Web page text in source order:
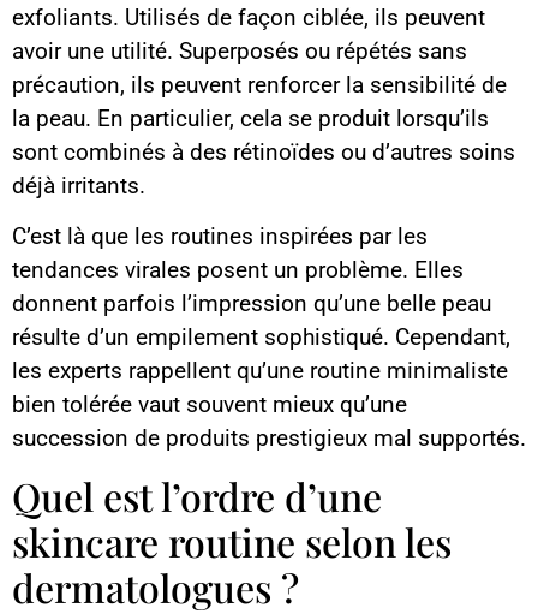
exfoliants. Utilisés de façon ciblée, ils peuvent
avoir une utilité. Superposés ou répétés sans
précaution, ils peuvent renforcer la sensibilité de
la peau. En particulier, cela se produit lorsqu’ils
sont combinés à des rétinoïdes ou d’autres soins
déjà irritants.
C’est là que les routines inspirées par les
tendances virales posent un problème. Elles
donnent parfois l’impression qu’une belle peau
résulte d’un empilement sophistiqué. Cependant,
les experts rappellent qu’une routine minimaliste
bien tolérée vaut souvent mieux qu’une
succession de produits prestigieux mal supportés.
Quel est l’ordre d’une
skincare routine selon les
dermatologues ?